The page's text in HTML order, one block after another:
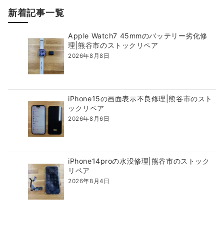
新着記事一覧
Apple Watch7 45mmのバッテリー劣化修
理|熊谷市のストックリペア
2026年8月8日
iPhone15の画面表示不良修理|熊谷市のスト
ックリペア
2026年8月6日
iPhone14proの水没修理|熊谷市のストック
リペア
2026年8月4日